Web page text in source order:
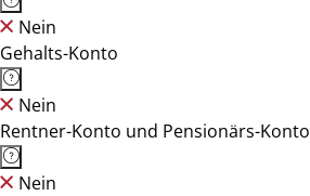
Nein
Gehalts-Konto
Nein
Rentner-Konto und Pensionärs-Konto
Nein